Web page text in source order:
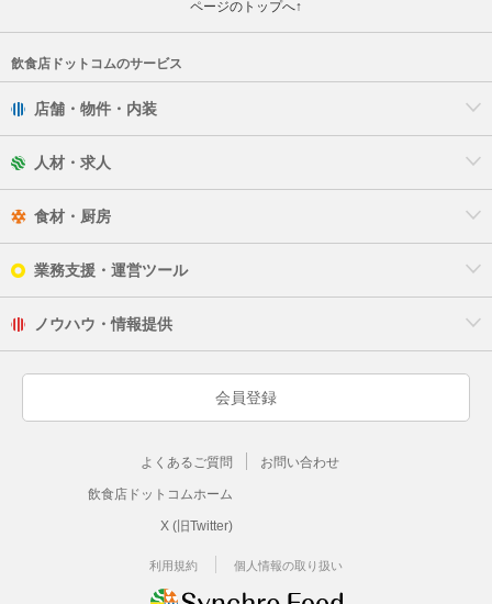
ページのトップへ↑
飲食店ドットコムのサービス
店舗・物件・内装
人材・求人
食材・厨房
業務支援・運営ツール
ノウハウ・情報提供
会員登録
よくあるご質問 お問い合わせ
飲食店ドットコムホーム
X (旧Twitter)
利用規約 個人情報の取り扱い